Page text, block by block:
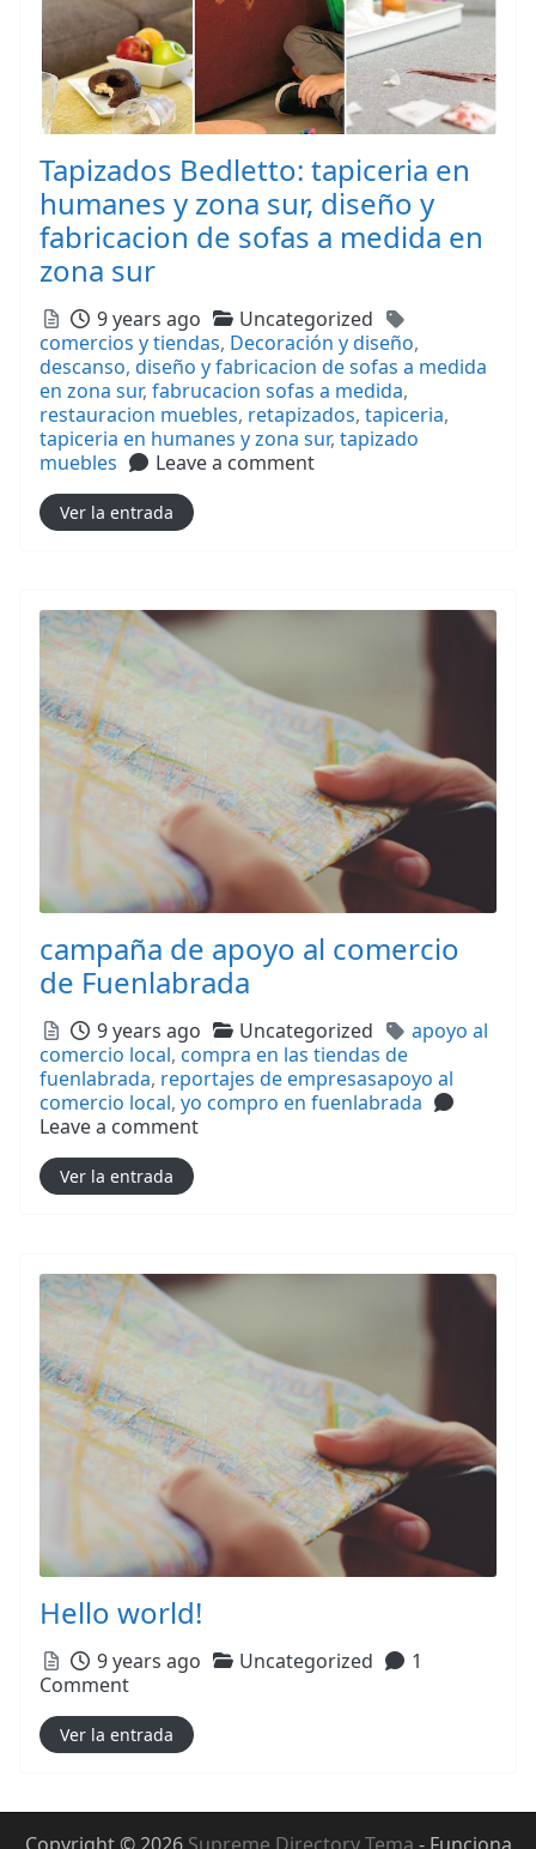
Tapizados Bedletto: tapiceria en
humanes y zona sur, diseño y
fabricacion de sofas a medida en
zona sur
Posted
9 years ago Categories
Uncategorized
comercios y tiendas, Decoración y diseño,
descanso, diseño y fabricacion de sofas a medida
en zona sur, fabrucacion sofas a medida,
restauracion muebles, retapizados, tapiceria,
tapiceria en humanes y zona sur, tapizado
muebles
Leave a comment
Ver la entrada
campaña de apoyo al comercio
de Fuenlabrada
Posted
9 years ago Categories
Uncategorized Tags
apoyo al
comercio local, compra en las tiendas de
fuenlabrada, reportajes de empresasapoyo al
comercio local, yo compro en fuenlabrada
Leave a comment
Ver la entrada
Hello world!
Posted
9 years ago Categories
Uncategorized
1
Comment
Ver la entrada
Copyright © 2026 Supreme Directory Tema - Funciona